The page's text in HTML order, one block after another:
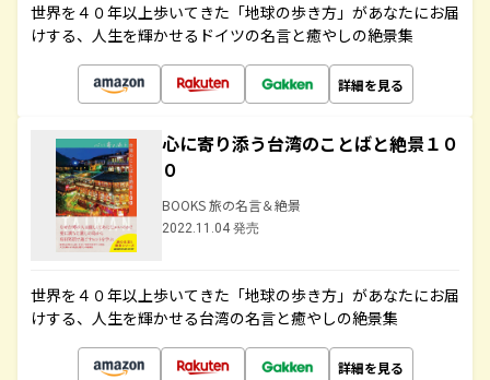
世界を４０年以上歩いてきた「地球の歩き方」があなたにお届
けする、人生を輝かせるドイツの名言と癒やしの絶景集
詳細を見る
心に寄り添う台湾のことばと絶景１０
０
BOOKS 旅の名言＆絶景
2022.11.04 発売
世界を４０年以上歩いてきた「地球の歩き方」があなたにお届
けする、人生を輝かせる台湾の名言と癒やしの絶景集
詳細を見る